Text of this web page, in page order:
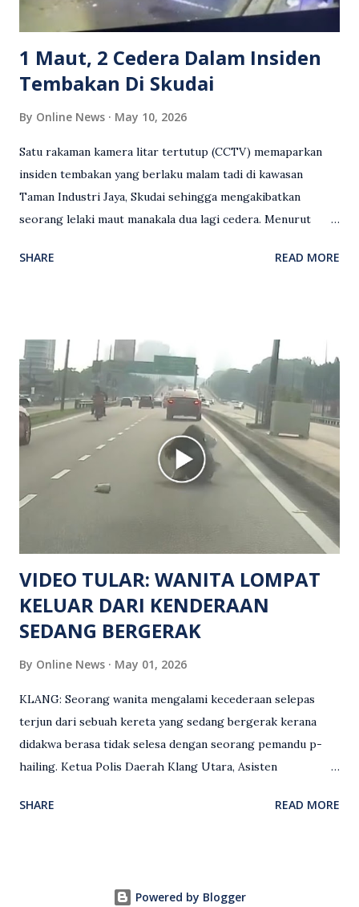
mengambil tindakan tegas, manakala ada yang bersimpati
terhadap wanita dipercayai menjadi mangs...
1 Maut, 2 Cedera Dalam Insiden
Tembakan Di Skudai
By Online News May 10, 2026
Satu rakaman kamera litar tertutup (CCTV) memaparkan
insiden tembakan yang berlaku malam tadi di kawasan
Taman Industri Jaya, Skudai sehingga mengakibatkan
seorang lelaki maut manakala dua lagi cedera. Menurut
kejadian berlaku sekitar jam 11 malam dan pihak polis
hiburan di kawasan berkenaan. Seorang mangsa disahkan
meninggal dunia di lokasi kejadian akibat terkena tembakan,
manakala seorang lagi mangsa mengalami kecederaan.
Turut dipercayai terdapat seorang lagi individu cedera
namun identitinya masih belum dikenal pasti selepas dibawa
keluar dari lokasi oleh kenalannya. Polis kini sedang giat
mengesan dua suspek yang masih bebas bagi membantu
siasatan lanjut. Kes disiasat mengikut Seksyen 302 Kanun
Keseksaan kerana membunuh. Orang ramai yang mempunyai
maklumat diminta t...
SHARE READ MORE
VIDEO TULAR: WANITA LOMPAT
KELUAR DARI KENDERAAN
SEDANG BERGERAK
By Online News May 01, 2026
KLANG: Seorang wanita mengalami kecederaan selepas
terjun dari sebuah kereta yang sedang bergerak kerana
didakwa berasa tidak selesa dengan seorang pemandu p-
hailing. Ketua Polis Daerah Klang Utara, Asisten
(2 Mei), berkata pemandu berusia 47 tahun itu telah
ketika pengadu sedang membawa dua penumpang. “Tiba-
SHARE READ MORE
Powered by Blogger